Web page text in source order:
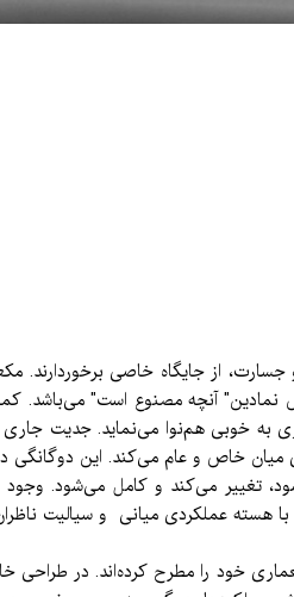
از جایگاه خاصی برخوردارند.
آنچه مصنوع است" می‌باشد.
به خوبی هم‌نوا می‌نماید. جدیت
میان خاص و عام می‌کند. این دوگانگی
تغییر می‌کند و کامل می‌شود.
هسته عملکردی میانی و سیالیت
خود را مطرح کرده‌اند. در طراحی